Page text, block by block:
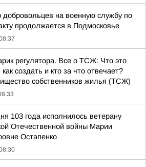
добровольцев на военную службу по
продолжается в Подмосковье
регулятора. Все о ТСЖ: Что это
как создать и кто за что отвечает?
собственников жилья (ТСЖ)
103 года исполнилось ветерану
Отечественной войны Марии
Остапенко